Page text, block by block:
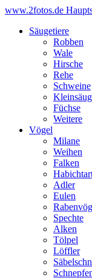
www.2fotos.de
Säugetiere
Robben
Wale
Hirsche
Rehe
Schweine
Füchse
Weitere
Vögel
Milane
Weihen
Falken
Adler
Eulen
Spechte
Alken
Tölpel
Löffler